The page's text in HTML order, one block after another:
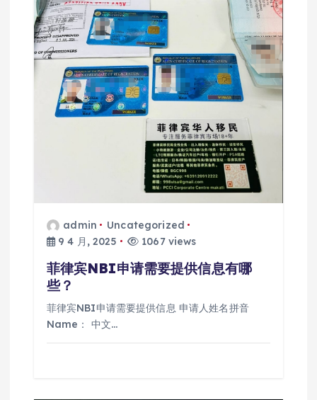
admin
Uncategorized
9 4 月, 2025
1067 views
菲律宾NBI申请需要提供信息有哪
些？
菲律宾NBI申请需要提供信息 申请人姓名拼音
Name： 中文…